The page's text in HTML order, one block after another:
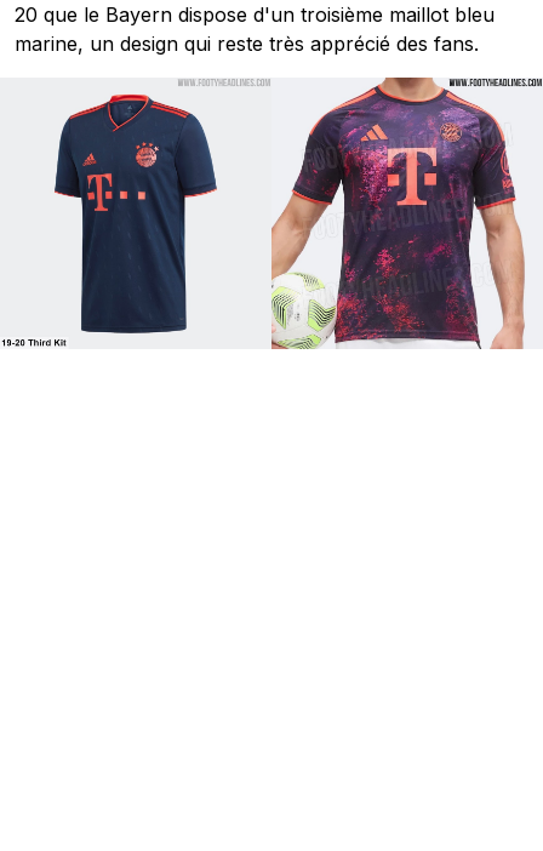
20 que le Bayern dispose d'un troisième maillot bleu
marine, un design qui reste très apprécié des fans.